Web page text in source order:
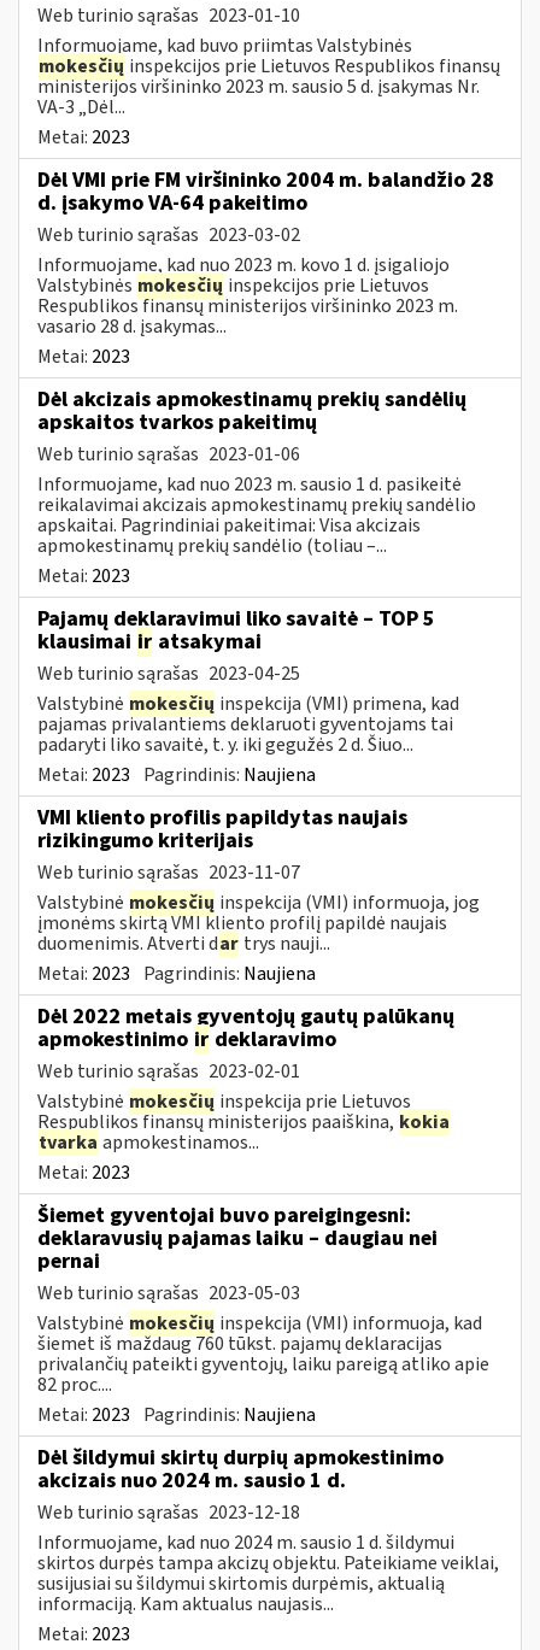
Web turinio sąrašas 2023-01-10
Informuojame, kad buvo priimtas Valstybinės
mokesčių inspekcijos prie Lietuvos Respublikos finansų
ministerijos viršininko 2023 m. sausio 5 d. įsakymas Nr.
VA-3 „Dėl...
Metai: 2023
Dėl VMI prie FM viršininko 2004 m. balandžio 28
d. įsakymo VA-64 pakeitimo
Web turinio sąrašas 2023-03-02
Informuojame, kad nuo 2023 m. kovo 1 d. įsigaliojo
Valstybinės mokesčių inspekcijos prie Lietuvos
Respublikos finansų ministerijos viršininko 2023 m.
vasario 28 d. įsakymas...
Metai: 2023
Dėl akcizais apmokestinamų prekių sandėlių
apskaitos tvarkos pakeitimų
Web turinio sąrašas 2023-01-06
Informuojame, kad nuo 2023 m. sausio 1 d. pasikeitė
reikalavimai akcizais apmokestinamų prekių sandėlio
apskaitai. Pagrindiniai pakeitimai: Visa akcizais
apmokestinamų prekių sandėlio (toliau –...
Metai: 2023
Pajamų deklaravimui liko savaitė – TOP 5
klausimai ir atsakymai
Web turinio sąrašas 2023-04-25
Valstybinė mokesčių inspekcija (VMI) primena, kad
pajamas privalantiems deklaruoti gyventojams tai
padaryti liko savaitė, t. y. iki gegužės 2 d. Šiuo...
Metai: 2023 Pagrindinis: Naujiena
VMI kliento profilis papildytas naujais
rizikingumo kriterijais
Web turinio sąrašas 2023-11-07
Valstybinė mokesčių inspekcija (VMI) informuoja, jog
įmonėms skirtą VMI kliento profilį papildė naujais
duomenimis. Atverti dar trys nauji...
Metai: 2023 Pagrindinis: Naujiena
Dėl 2022 metais gyventojų gautų palūkanų
apmokestinimo ir deklaravimo
Web turinio sąrašas 2023-02-01
Valstybinė mokesčių inspekcija prie Lietuvos
Respublikos finansų ministerijos paaiškina, kokia
tvarka apmokestinamos...
Metai: 2023
Šiemet gyventojai buvo pareigingesni:
deklaravusių pajamas laiku – daugiau nei
pernai
Web turinio sąrašas 2023-05-03
Valstybinė mokesčių inspekcija (VMI) informuoja, kad
šiemet iš maždaug 760 tūkst. pajamų deklaracijas
privalančių pateikti gyventojų, laiku pareigą atliko apie
82 proc....
Metai: 2023 Pagrindinis: Naujiena
Dėl šildymui skirtų durpių apmokestinimo
akcizais nuo 2024 m. sausio 1 d.
Web turinio sąrašas 2023-12-18
Informuojame, kad nuo 2024 m. sausio 1 d. šildymui
skirtos durpės tampa akcizų objektu. Pateikiame veiklai,
susijusiai su šildymui skirtomis durpėmis, aktualią
informaciją. Kam aktualus naujasis...
Metai: 2023